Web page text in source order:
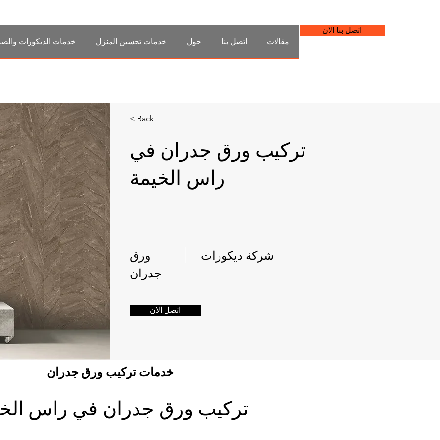
خدمات الديكورات خدمات تحسين المنزل حول اتصل بنا مقالات
اتصل بنا الان
< Back
تركيب ورق جدران في
راس الخيمة
ورق
جدران
شركة ديكورات
اتصل الان
خدمات تركيب ورق جدران
تركيب ورق جدران في راس